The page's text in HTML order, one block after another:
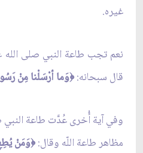
غيره.
نعم تجب طاعة النبي صلى الله
قال سبحانه: ﴿وَما أرْسَلْنا مِنْ
وفي آية أُخرى عُدَّت طاعة النبي
مظاهر طاعة اللّه وقال: ﴿وَمَنْ